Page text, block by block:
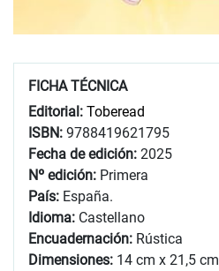
FICHA TÉCNICA
Editorial: Toberead
ISBN: 9788419621795
Fecha de edición: 2025
Nº edición: Primera
País: España.
Idioma: Castellano
Encuadernación: Rústica
Dimensiones: 14 cm x 21,5 cm